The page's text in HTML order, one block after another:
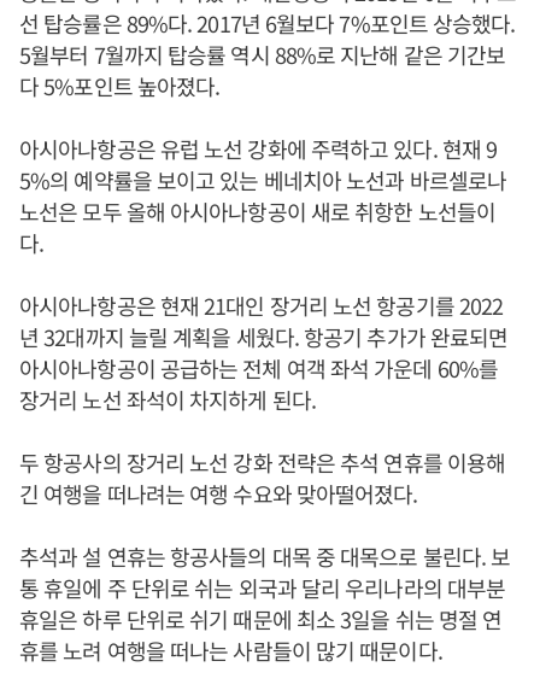
선 탑승률은 89%다. 2017년 6월보다 7%포인트 상승했다.
5월부터 7월까지 탑승률 역시 88%로 지난해 같은 기간보
다 5%포인트 높아졌다.
아시아나항공은 유럽 노선 강화에 주력하고 있다. 현재 9
5%의 예약률을 보이고 있는 베네치아 노선과 바르셀로나
노선은 모두 올해 아시아나항공이 새로 취항한 노선들이
다.
아시아나항공은 현재 21대인 장거리 노선 항공기를 2022
년 32대까지 늘릴 계획을 세웠다. 항공기 추가가 완료되면
아시아나항공이 공급하는 전체 여객 좌석 가운데 60%를
장거리 노선 좌석이 차지하게 된다.
두 항공사의 장거리 노선 강화 전략은 추석 연휴를 이용해
긴 여행을 떠나려는 여행 수요와 맞아떨어졌다.
추석과 설 연휴는 항공사들의 대목 중 대목으로 불린다. 보
통 휴일에 주 단위로 쉬는 외국과 달리 우리나라의 대부분
휴일은 하루 단위로 쉬기 때문에 최소 3일을 쉬는 명절 연
휴를 노려 여행을 떠나는 사람들이 많기 때문이다.